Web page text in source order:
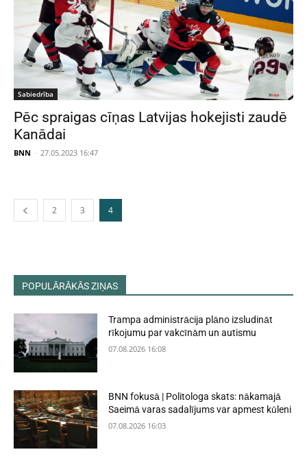
Sabiedrība
Pēc spraigas cīņas Latvijas hokejisti zaudē
Kanādai
BNN - 27.05.2023 16:47
2 3 4
POPULĀRĀKĀS ZIŅAS
Trampa administrācija plāno izsludināt
rīkojumu par vakcīnām un autismu
07.08.2026 16:08
BNN fokusā | Politologa skats: nākamajā
Saeimā varas sadalījums var apmest kūleni
07.08.2026 16:03